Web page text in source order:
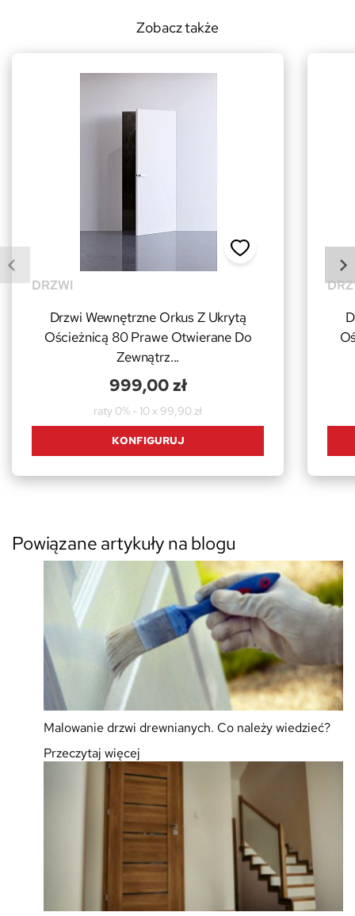
Zobacz także
DRZWI
Drzwi Wewnętrzne Orkus Z Ukrytą
Ościeżnicą 80 Prawe Otwierane Do
Zewnątrz...
999,00 zł
raty 0% - 10 x 99,90 zł
KONFIGURUJ
Powiązane artykuły na blogu
Malowanie drzwi drewnianych. Co należy wiedzieć?
Przeczytaj więcej